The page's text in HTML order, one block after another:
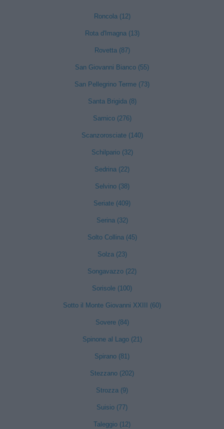
Roncola (12)
Rota d'Imagna (13)
Rovetta (87)
San Giovanni Bianco (55)
San Pellegrino Terme (73)
Santa Brigida (8)
Sarnico (276)
Scanzorosciate (140)
Schilpario (32)
Sedrina (22)
Selvino (38)
Seriate (409)
Serina (32)
Solto Collina (45)
Solza (23)
Songavazzo (22)
Sorisole (100)
Sotto il Monte Giovanni XXIII (60)
Sovere (84)
Spinone al Lago (21)
Spirano (81)
Stezzano (202)
Strozza (9)
Suisio (77)
Taleggio (12)